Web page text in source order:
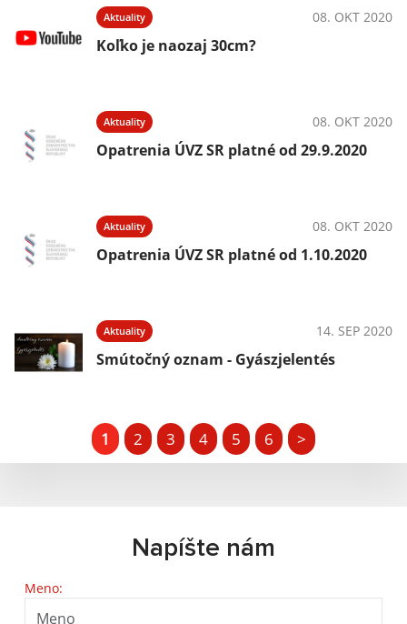
Aktuality 08. OKT 2020
Koľko je naozaj 30cm?
Aktuality 08. OKT 2020
Opatrenia ÚVZ SR platné od 29.9.2020
Aktuality 08. OKT 2020
Opatrenia ÚVZ SR platné od 1.10.2020
Aktuality 14. SEP 2020
Smútočný oznam - Gyászjelentés
1 2 3 4 5 6 >
Napíšte nám
Meno: